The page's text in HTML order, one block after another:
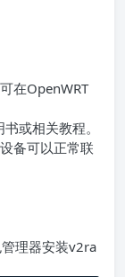
在OpenWRT
或相关教程。
备可以正常联
理器安装v2ra